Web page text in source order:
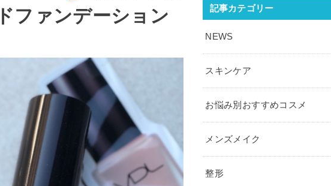
ファンデーション
記事カテゴリー
NEWS
スキンケア
お悩み別おすすめコスメ
メンズメイク
整形